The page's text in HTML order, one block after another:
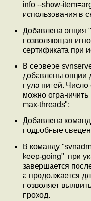
info --show-
использования в
Добавлена опция
позволяющая
сертификата при
В сервере
добавлены опции
пула нитей.
можно
max-threads";
Добавлена
подробные
В команду
keep-going", при
завершается
а продолжается
позволяет
проход.